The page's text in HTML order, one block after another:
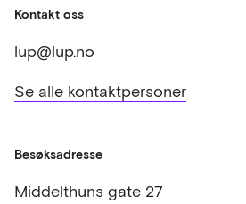
Kontakt oss
lup@lup.no
Se alle kontaktpersoner
Besøksadresse
Middelthuns gate 27